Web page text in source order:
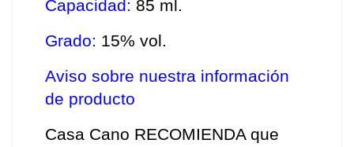
Capacidad: 85 ml.
Grado: 15% vol.
Aviso sobre nuestra información
de producto
Casa Cano RECOMIENDA que